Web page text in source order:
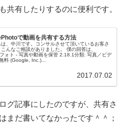
共有したりするのに便利です。
で動画を共有する方法
は、中川です。コンサルさせて頂いているお客さ
んなご相談がありました。 僕の回答は、
ォト - 写真や動画を保管 2.18.1分類: 写真／ビデ
料 (Google, Inc.)...
2017.07.02
グ記事にしたのですが、共有さ
まだ書いてなかったです＾＾；